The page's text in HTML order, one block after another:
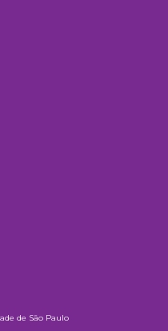
de São Paulo